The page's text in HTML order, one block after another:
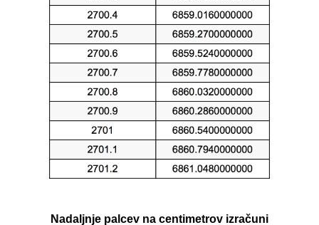
Nadaljnje palcev na centimetrov izračuni